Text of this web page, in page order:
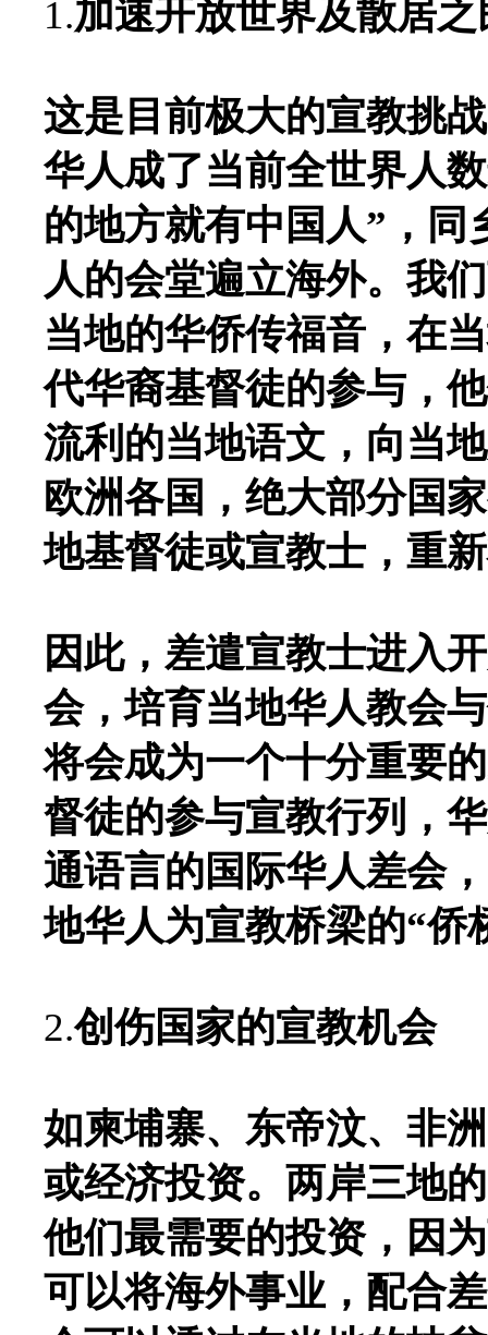
1.加速开放世界及散居
这是目前极大的宣教挑
华人成了当前全世界人
的地方就有中国人”，同
人的会堂遍立海外。我
当地的华侨传福音，在
代华裔基督徒的参与，
流利的当地语文，向当
欧洲各国，绝大部分国
地基督徒或宣教士，重
因此，差遣宣教士进入
会，培育当地华人教会
将会成为一个十分重要
督徒的参与宣教行列，
通语言的国际华人差会
地华人为宣教桥梁的“侨
2.创伤国家的宣教机会
如柬埔寨、东帝汶、非
或经济投资。两岸三地
他们最需要的投资，因
可以将海外事业，配合